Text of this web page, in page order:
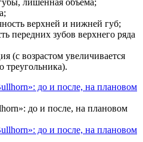
верхней и нижней губ;
передних зубов верхнего ряда
(с возрастом увеличивается
треугольника).
»: до и после, на плановом